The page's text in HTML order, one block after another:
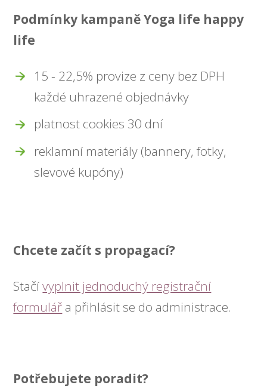
Podmínky kampaně Yoga life happy
life
15 - 22,5% provize z ceny bez DPH
každé uhrazené objednávky
platnost cookies 30 dní
reklamní materiály (bannery, fotky,
slevové kupóny)
Chcete začít s propagací?
Stačívyplnit jednoduchý registrační
formulář a přihlásit se do administrace.
Potřebujete poradit?